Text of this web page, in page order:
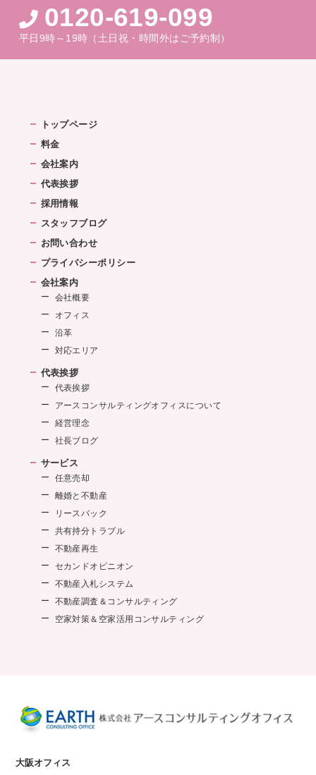
0120-619-099
平日9時～19時（土日祝・時間外はご予約制）
トップページ
料金
会社案内
代表挨拶
採用情報
スタッフブログ
お問い合わせ
プライバシーポリシー
会社案内
会社概要
オフィス
沿革
対応エリア
代表挨拶
代表挨拶
アースコンサルティングオフィスについて
経営理念
社長ブログ
サービス
任意売却
離婚と不動産
リースバック
共有持分トラブル
不動産再生
セカンドオピニオン
不動産入札システム
不動産調査＆コンサルティング
空家対策＆空家活用コンサルティング
大阪オフィス